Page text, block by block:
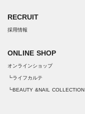
RECRUIT
採用情報
ONLINE SHOP
オンラインショップ
┗ライフカルテ
┗BEAUTY &NAIL COLLECTION